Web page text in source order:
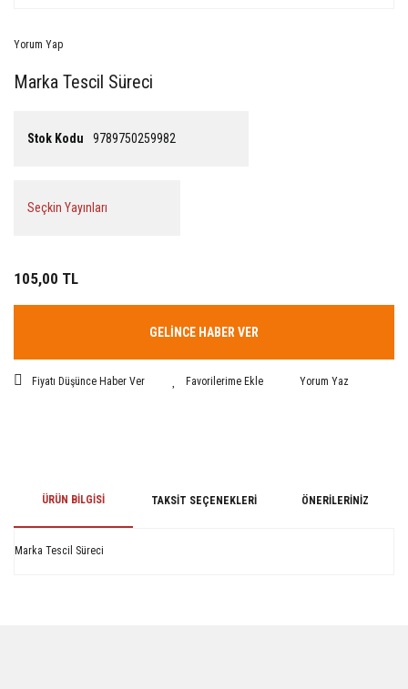
Yorum Yap
Marka Tescil Süreci
Stok Kodu 9789750259982
Seçkin Yayınları
105,00 TL
GELİNCE HABER VER
Fiyatı Düşünce Haber Ver Yorum Yaz
ÜRÜN BILGISI TAKSIT SEÇENEKLERI ÖNERILERINIZ
Marka Tescil Süreci